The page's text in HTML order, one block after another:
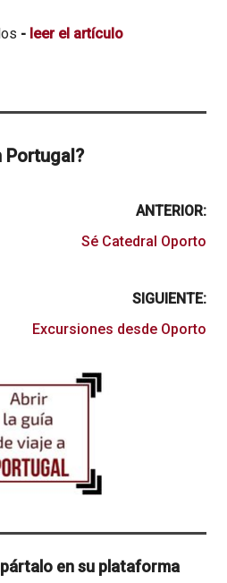
- leer el artículo
Portugal?
ANTERIOR:
Sé Catedral Oporto
SIGUIENTE:
Excursiones desde Oporto
en su plataforma